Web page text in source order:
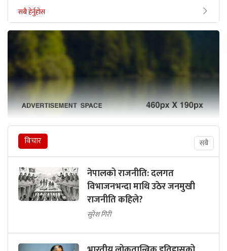
सबै हेर्नुहोस
विचार सबै
नेपालको राजनीति: दलगत
विभाजनभन्दा माथि उठेर जनमुखी
राजनीति कहिले?
सुरेश गिरी